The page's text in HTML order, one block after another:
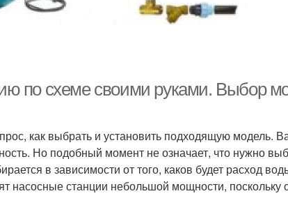
по схеме своими руками. Выбор
как выбрать и установить подходящую модель.
Но подобный момент не означает, что нужно
в зависимости от того, каков будет расход
насосные станции небольшой мощности, поскольку